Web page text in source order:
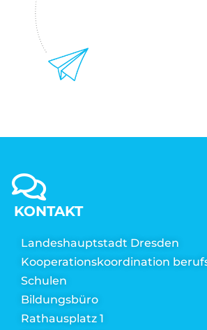
KONTAKT
Landeshauptstadt Dresden
Kooperationskoordination
Schulen
Bildungsbüro
Rathausplatz 1